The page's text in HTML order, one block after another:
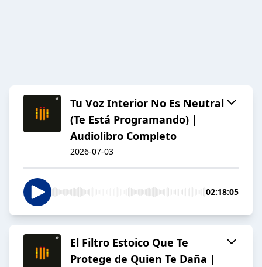
Tu Voz Interior No Es Neutral
(Te Está Programando) |
Audiolibro Completo
2026-07-03
02:18:05
El Filtro Estoico Que Te
Protege de Quien Te Daña |